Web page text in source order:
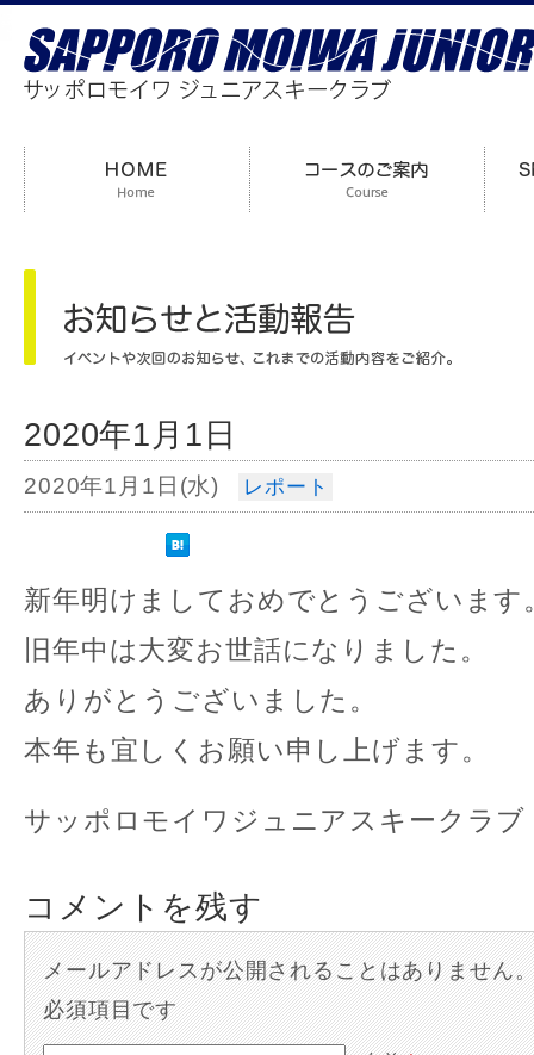
2020年1月1日
2020年1月1日(水) レポート
新年明けましておめでとうございます
旧年中は大変お世話になりました。
ありがとうございました。
本年も宜しくお願い申し上げます。
サッポロモイワジュニアスキークラブ
コメントを残す
メールアドレスが公開されることはありません
必須項目です